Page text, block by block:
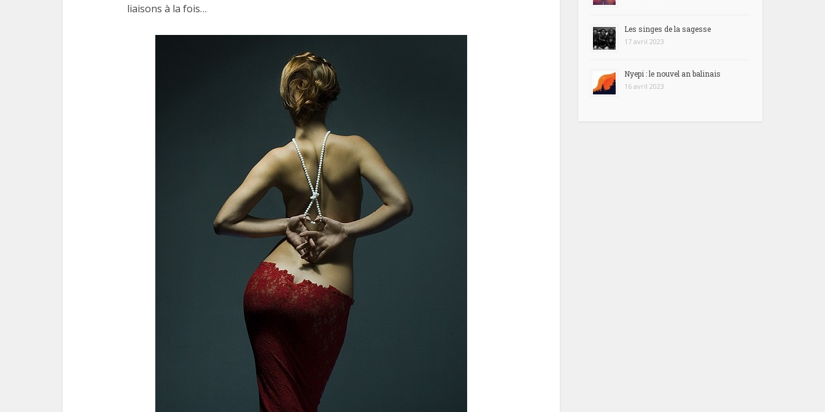
liaisons à la fois…
Les singes de la sagesse
17 avril 2023
Nyepi : le nouvel an balinais
16 avril 2023